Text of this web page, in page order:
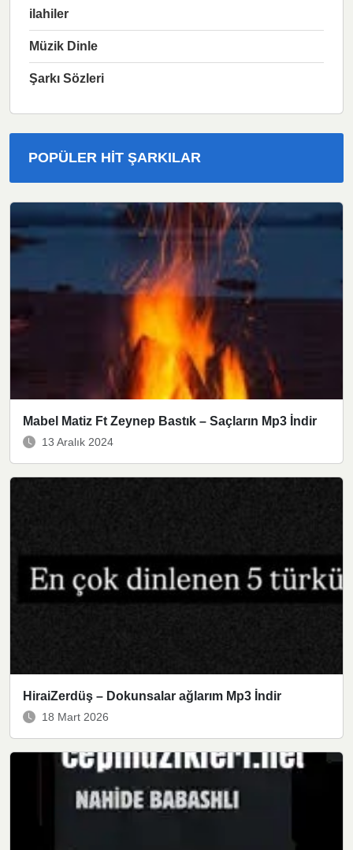
ilahiler
Müzik Dinle
Şarkı Sözleri
POPÜLER HIT ŞARKILAR
Mabel Matiz Ft Zeynep Bastık – Saçların Mp3 İndir
13 Aralık 2024
HiraiZerdüş – Dokunsalar ağlarım Mp3 İndir
18 Mart 2026